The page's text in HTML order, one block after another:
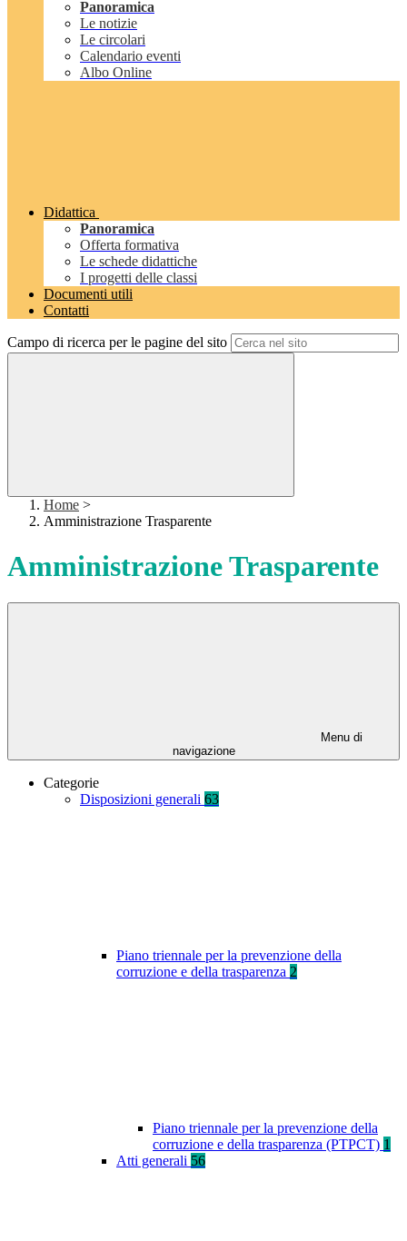
Panoramica
Le notizie
Le circolari
Calendario eventi
Albo Online
Didattica
Panoramica
Offerta formativa
Le schede didattiche
I progetti delle classi
Documenti utili
Contatti
Campo di ricerca per le pagine del sito
Home >
Amministrazione Trasparente
Amministrazione Trasparente
Menu di
navigazione
Categorie
Disposizioni generali 63
Piano triennale per la prevenzione della
corruzione e della trasparenza 2
Piano triennale per la prevenzione della
corruzione e della trasparenza (PTPCT) 1
Atti generali 56